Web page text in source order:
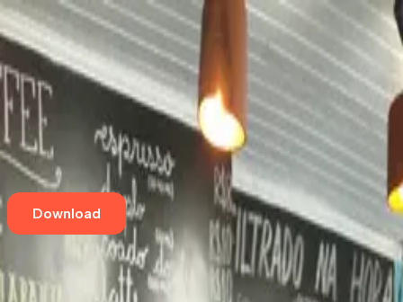
Home
Eventos
Cursos e Workshops
Loja
Empresas
Blog
Contato
Download
Aqui tem café especial
Café Guará